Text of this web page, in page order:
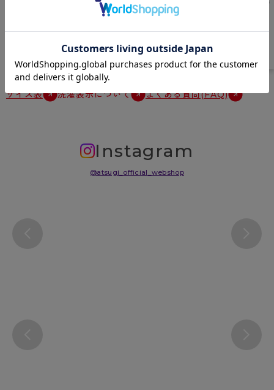
原産国
サイズ表 洗濯表示について よくある質問(FAQ)
Instagram
@atsugi_official_webshop